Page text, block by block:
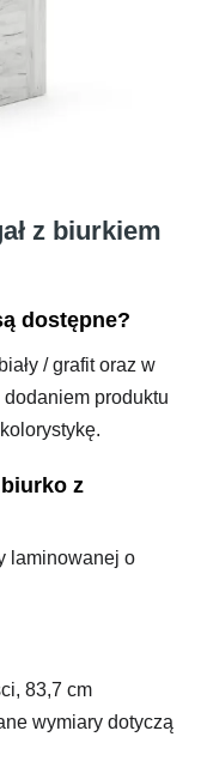
z biurkiem
dostępne?
/ grafit oraz w
dodaniem produktu
z
laminowanej o
83,7 cm
wymiary dotyczą